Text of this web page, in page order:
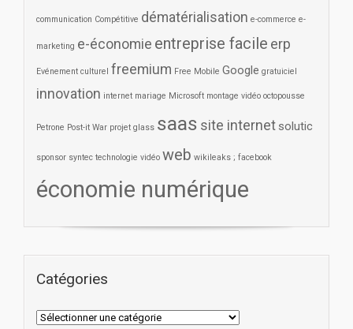
communication Compétitive dématérialisation e-commerce e-
marketing e-économie entreprise facile erp
Evénement culturel freemium Free Mobile Google gratuiciel
innovation internet mariage Microsoft montage vidéo octopousse
Petrone Post-it War projet glass saas site internet solutic
sponsor syntec technologie vidéo web wikileaks ; facebook
économie numérique
Catégories